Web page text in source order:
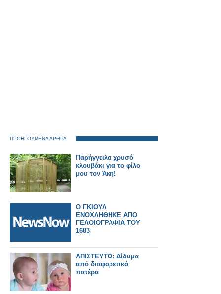
ΠΡΟΗΓΟΥΜΕΝΑ ΑΡΘΡΑ
Παρήγγειλα χρυσό
κλουβάκι για το φίλο
μου τον Άκη!
Ο ΓΚΙΟΥΛ
ΕΝΟΧΛΗΘΗΚΕ ΑΠΟ
ΓΕΛΟΙΟΓΡΑΦΙΑ ΤΟΥ
1683
ΑΠΙΣΤΕΥΤΟ: Δίδυμα
από διαφορετικό
πατέρα